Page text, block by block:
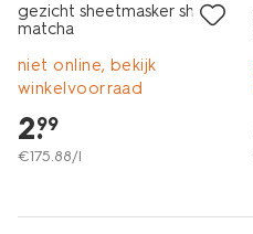
gezicht sheetmasker sheet
matcha
niet online, bekijk
winkelvoorraad
2.
99
€175.88/l